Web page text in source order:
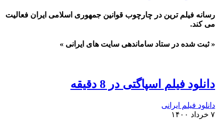
رسانه فیلم ترین در چارچوب قوانین جمهوری اسلامی ایران فعالیت
می کند.
« ثبت شده در ستاد ساماندهی سایت های ایرانی »
دانلود فیلم اسپاگتی در 8 دقیقه
دانلود فیلم ایرانی
۷ خرداد ۱۴۰۰